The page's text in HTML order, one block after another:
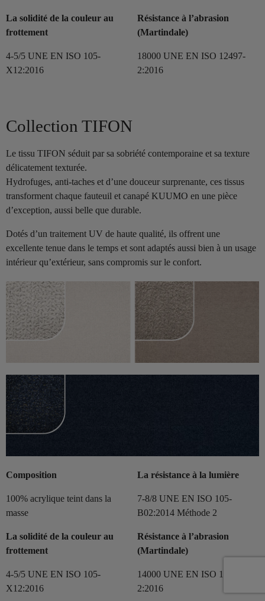
La solidité de la couleur au
frottement
4-5/5 UNE EN ISO 105-
X12:2016
Résistance à l’abrasion
(Martindale)
18000 UNE EN ISO 12497-
2:2016
Collection TIFON
Le tissu TIFON séduit par sa sobriété contemporaine et sa texture
délicatement texturée.
Hydrofuges, anti-taches et d’une douceur surprenante, ces tissus
transforment chaque fauteuil et canapé KUUMO en une pièce
d’exception, aussi belle que durable.
Dotés d’un traitement UV de haute qualité, ils offrent une
excellente tenue dans le temps et sont adaptés aussi bien à un usage
intérieur qu’extérieur, sans compromis sur le confort.
Composition
100% acrylique teint dans la
masse
La solidité de la couleur au
frottement
4-5/5 UNE EN ISO 105-
X12:2016
La résistance à la lumière
7-8/8 UNE EN ISO 105-
B02:2014 Méthode 2
Résistance à l’abrasion
(Martindale)
14000 UNE EN ISO 12497-
2:2016